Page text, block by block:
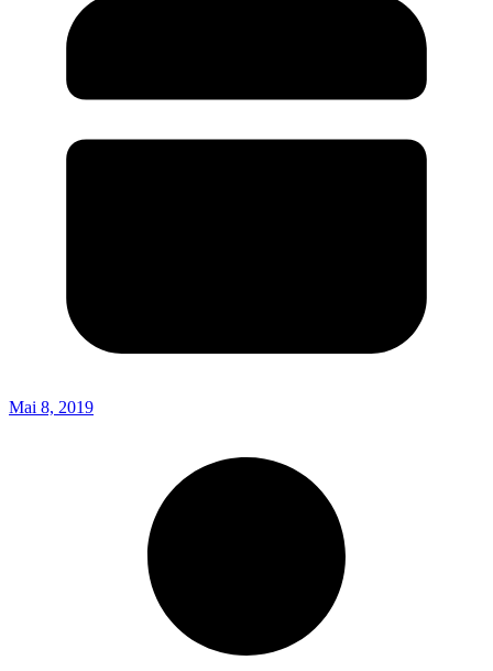
Mai 8, 2019